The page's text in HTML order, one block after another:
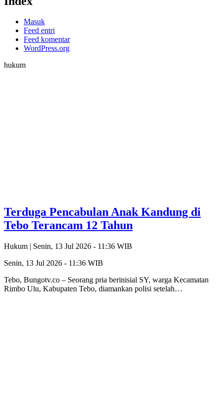
Masuk
Feed entri
Feed komentar
WordPress.org
hukum
Terduga Pencabulan Anak Kandung di
Tebo Terancam 12 Tahun
Hukum | Senin, 13 Jul 2026 - 11:36 WIB
Senin, 13 Jul 2026 - 11:36 WIB
Tebo, Bungotv.co – Seorang pria berinisial SY, warga Kecamatan
Rimbo Ulu, Kabupaten Tebo, diamankan polisi setelah…